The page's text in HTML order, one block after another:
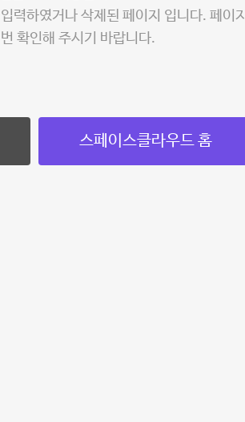
력하였거나 삭제된 페이지 입니다. 페이지
확인해 주시기 바랍니다.
스페이스클라우드 홈